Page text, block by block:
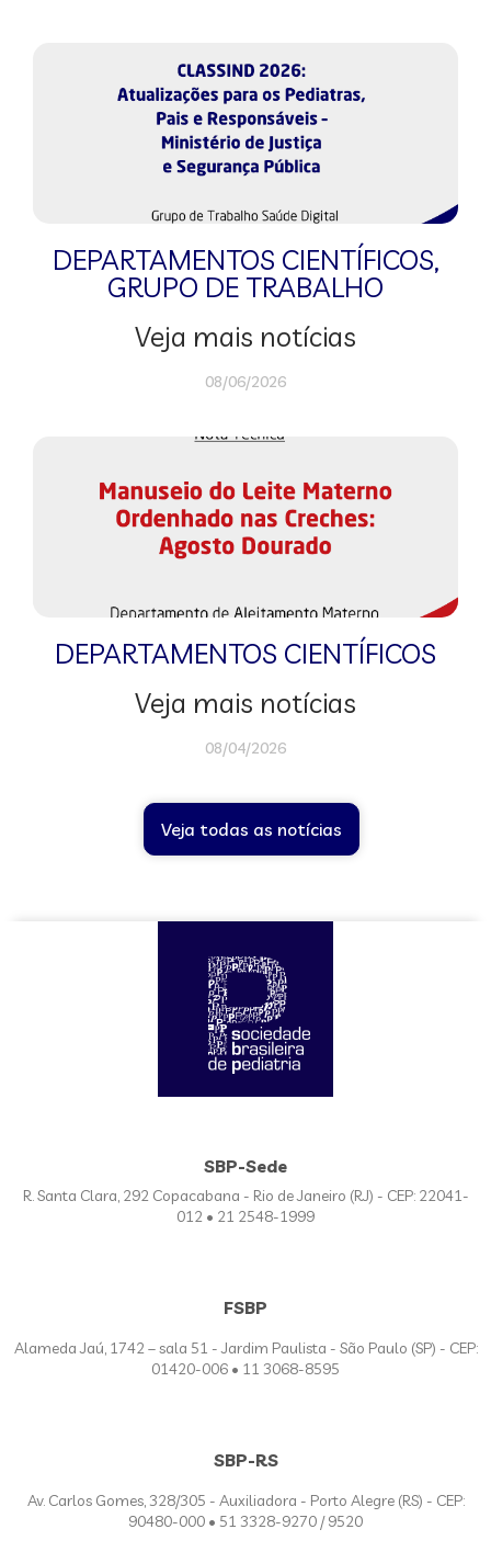
DEPARTAMENTOS CIENTÍFICOS,
GRUPO DE TRABALHO
Veja mais notícias
08/06/2026
DEPARTAMENTOS CIENTÍFICOS
Veja mais notícias
08/04/2026
Veja todas as notícias
SBP-Sede
R. Santa Clara, 292 Copacabana - Rio de Janeiro (RJ) - CEP: 22041-
012 • 21 2548-1999
FSBP
Alameda Jaú, 1742 – sala 51 - Jardim Paulista - São Paulo (SP) - CEP:
01420-006 • 11 3068-8595
SBP-RS
Av. Carlos Gomes, 328/305 - Auxiliadora - Porto Alegre (RS) - CEP:
90480-000 • 51 3328-9270 / 9520